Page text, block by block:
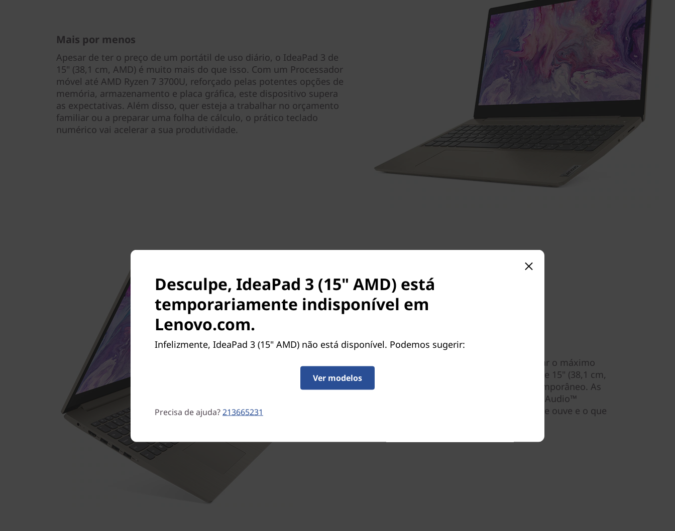
Mais por menos
Apesar de ter o preço de um portátil de uso diário, o IdeaPad 3 de
15" (38,1 cm, AMD) é muito mais do que isso. Com um Processador
móvel até AMD Ryzen 7 3700U, reforçado pelas potentes opções de
memória, armazenamento e placa gráfica, este dispositivo supera
as expectativas. Além disso, quer esteja a trabalhar no orçamento
familiar ou a preparar uma folha de cálculo, o prático teclado
numérico vai acelerar a sua produtividade.
Ideal para o entretenimento
As margens estreitas nos dois lados permitem tirar o máximo
partido do ecrã até Full HD do portátil IdeaPad 3 de 15" (38,1 cm,
AMD), e conferem um aspeto minimalista e contemporâneo. As
duas colunas melhoradas com a tecnologia Dolby Audio™
otimizam o som para se deixar encantar com o que ouve e o que
Desculpe, IdeaPad 3 (15" AMD) está
temporariamente indisponível em
Lenovo.com.
Infelizmente, IdeaPad 3 (15" AMD) não está disponível. Podemos sugerir:
Ver modelos
Precisa de ajuda?213665231